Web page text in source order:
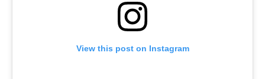
View this post on Instagram